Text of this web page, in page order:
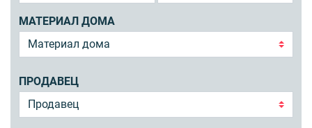
МАТЕРИАЛ ДОМА
ПРОДАВЕЦ